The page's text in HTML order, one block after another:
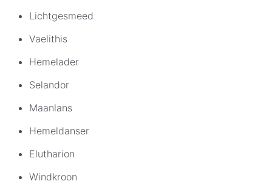
Lichtgesmeed
Vaelithis
Hemelader
Selandor
Maanlans
Hemeldanser
Elutharion
Windkroon